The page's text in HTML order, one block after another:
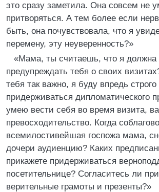
это сразу заметила. Она совсем не
притворяться. А тем более если
быть, она почувствовала, что я
перемену, эту неуверенность?»
«Мама, ты считаешь, что я должна
предупреждать тебя о своих
тебя так важно, я буду впредь строго
придерживаться дипломатического
умею вести себя во время визита,
превосходительство. Когда
всемилостивейшая госпожа мама,
дочери аудиенцию? Каких
прикажете придерживаться
посетительнице? Согласитесь ли
верительные грамоты и презенты?»